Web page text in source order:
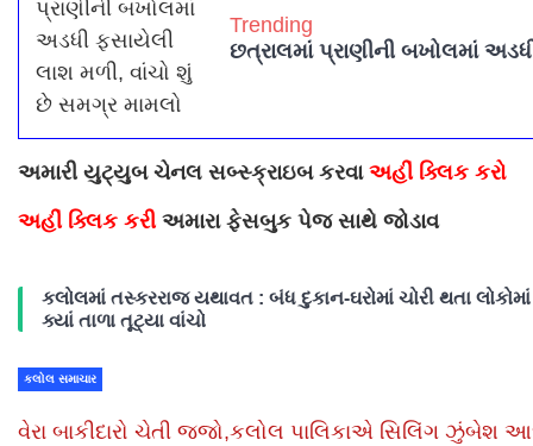
Trending
છત્રાલમાં પ્રાણીની બખોલમાં
અમારી યુટ્યુબ ચેનલ સબ્સ્ક્રાઇબ કરવા અહીં ક્લિક કરો
અહીં ક્લિક કરી અમારા ફેસબુક પેજ સાથે જોડાવ
કલોલમાં તસ્કરરાજ યથાવત : બંધ દુકાન-ઘરોમાં ચોરી થતા
ક્યાં તાળા તૂટ્યા વાંચો
કલોલ સમાચાર
વેરા બાકીદારો ચેતી જજો,કલોલ પાલિકાએ સિલિંગ ઝુંબેશ